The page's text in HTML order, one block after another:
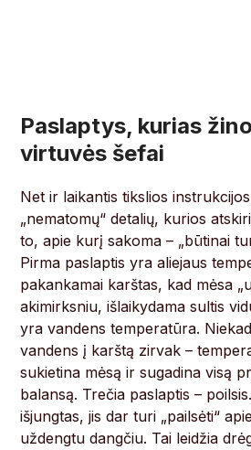
Paslaptys, kurias
virtuvės šefai
Net ir laikantis tikslios
„nematomų“ detalių, kurios
to, apie kurį sakoma – „būtinai
Pirma paslaptis yra aliejaus
pakankamai karštas, kad mėsa
akimirksniu, išlaikydama sultis
yra vandens temperatūra.
vandens į karštą zirvak –
sukietina mėsą ir sugadina visą
balansą. Trečia paslaptis –
išjungtas, jis dar turi „pailsėti“
uždengtu dangčiu. Tai leidžia